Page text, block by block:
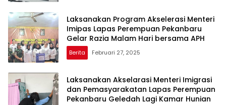
Laksanakan Program Akselerasi Menteri
Imipas Lapas Perempuan Pekanbaru
Gelar Razia Malam Hari bersama APH
Berita Februari 27, 2025
Laksanakan Akselarasi Menteri Imigrasi
dan Pemasyarakatan Lapas Perempuan
Pekanbaru Geledah Lagi Kamar Hunian